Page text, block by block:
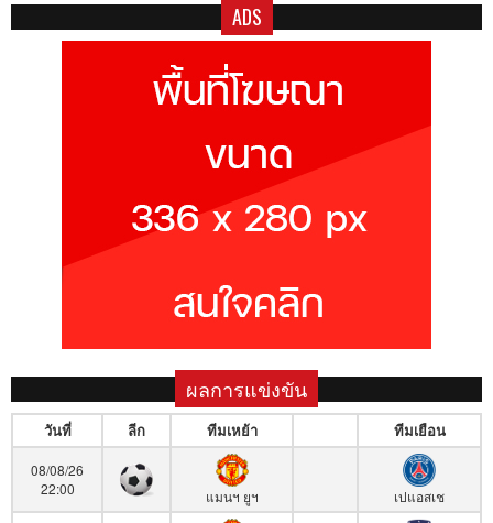
ADS
ผลการแข่งขัน
วันที่ ลีก ทีมเหย้า ทีมเยือน
08/08/26
22:00
แมนฯ ยูฯ เปแอสเช